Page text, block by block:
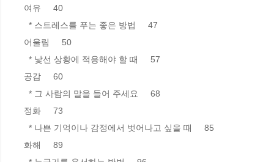
여유     40
어울림     50
공감     60
정화     73
화해     89